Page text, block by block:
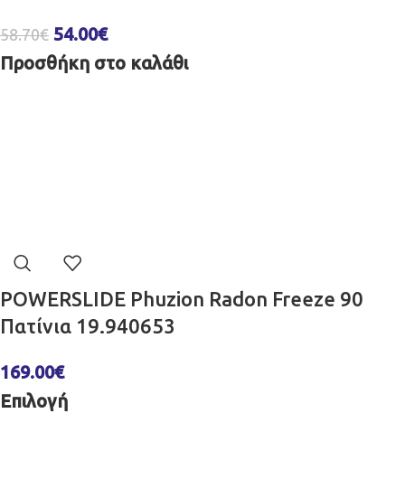
58.70€ 54.00€
Προσθήκη στο καλάθι
POWERSLIDE Phuzion Radon Freeze 90
Πατίνια 19.940653
169.00€
Επιλογή